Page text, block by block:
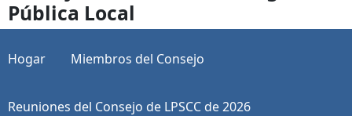
Pública Local
Hogar Miembros del Consejo
Reuniones del Consejo de LPSCC de 2026